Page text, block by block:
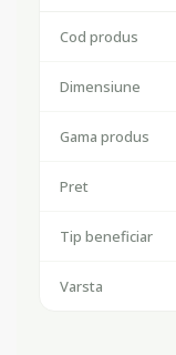
Cod produs
Dimensiune
Gama produs
Pret
Tip beneficiar
Varsta